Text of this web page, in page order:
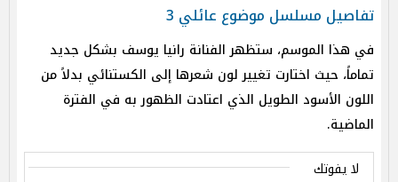
تفاصيل مسلسل موضوع عائلي 3
في هذا الموسم، ستظهر الفنانة رانيا يوسف بشكل جديد
تماماً، حيث اختارت تغيير لون شعرها إلى الكستنائي بدلاً من
اللون الأسود الطويل الذي اعتادت الظهور به في الفترة
الماضية.
لا يفوتك